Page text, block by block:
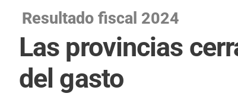
Resultado fiscal 2024
Las provincias
del gasto